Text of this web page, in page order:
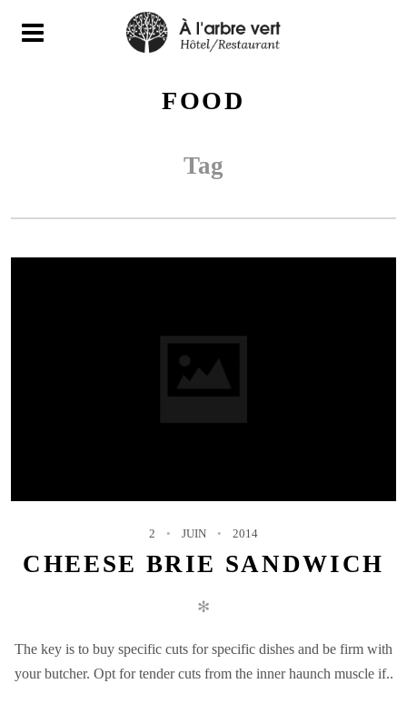
FOOD
Tag
2 JUIN 2014
CHEESE BRIE SANDWICH
✻
The key is to buy specific cuts for specific dishes and be firm with
your butcher. Opt for tender cuts from the inner haunch muscle if..